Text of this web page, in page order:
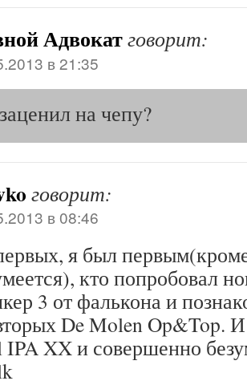
Адвокатговорит:
в 21:35
на чепу?
говорит:
в 08:46
я был
кто попробовал
3 от фалькона и
De Molen Op&Top.
IPA XX и совершенно